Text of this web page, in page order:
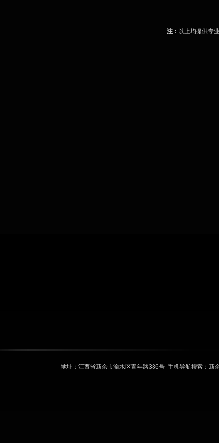
注： 以上均提供专
地址：江西省新余市渝水区青年路386号 手机导航搜索：